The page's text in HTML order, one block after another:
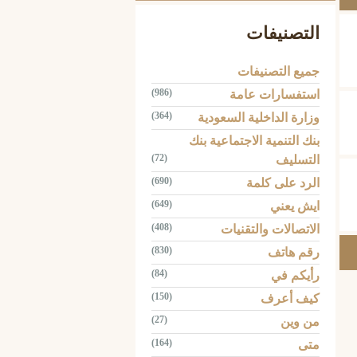
التصنيفات
جميع التصنيفات
استفسارات عامة
(986)
وزارة الداخلية السعودية (364)
بنك التنمية الاجتماعية بنك
التسليف
(72)
الرد على كلمة (690)
ايش يعني (649)
الاتصالات والتقنيات (408)
رقم هاتف (830)
رأيكم في (84)
كيف أعرف (150)
من وين (27)
متى (164)